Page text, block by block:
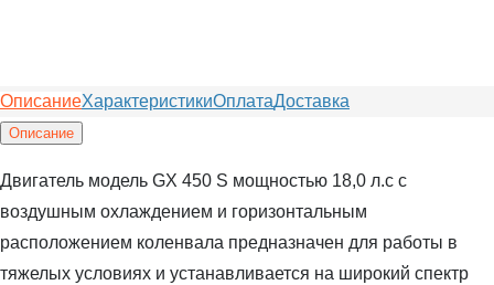
ОписаниеХарактеристикиОплатаДоставка
Описание
Двигатель модель GX 450 S мощностью 18,0 л.с с
воздушным охлаждением и горизонтальным
расположением коленвала предназначен для работы в
тяжелых условиях и устанавливается на широкий спектр